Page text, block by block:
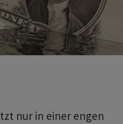
nur in einer engen